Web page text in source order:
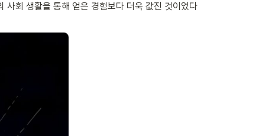
사회 생활을 통해 얻은 경험보다 더욱 값진 것이었다